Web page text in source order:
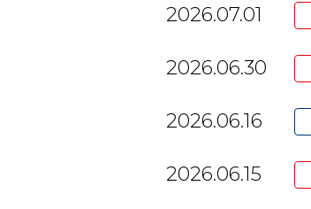
2026.07.01
2026.06.30
2026.06.16
2026.06.15